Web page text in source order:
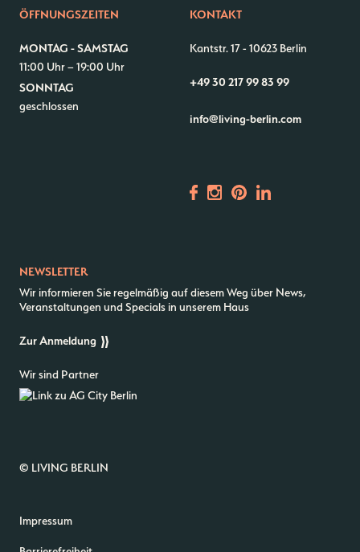
Kontakt
Jobs
ALICE Rooftop & Garden
Kantstr. 17
–
10623
ÖFFNUNGSZEITEN
MONTAG - SAMSTAG
11:00 Uhr – 19:00 Uhr
SONNTAG
geschlossen
KONTAKT
Kantstr. 17- 10623 Berlin
+49 30 217 99 83 99
info@living-berlin.com
NEWSLETTER
Wir informieren Sie regelmäßig auf diesem Weg über News,
Veranstaltungen und Specials in unserem Haus
Zur Anmeldung
Wir sind Partner
© LIVING BERLIN
Impressum